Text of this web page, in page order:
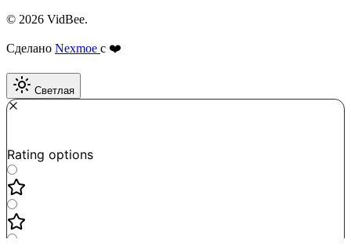
© 2026 VidBee.
Сделано Nexmoe с ❤️
Светлая
Rating options